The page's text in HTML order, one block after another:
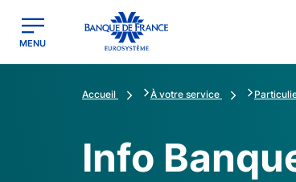
Banque de France - Menu Principal
MENU
Accueil À votre service
Info